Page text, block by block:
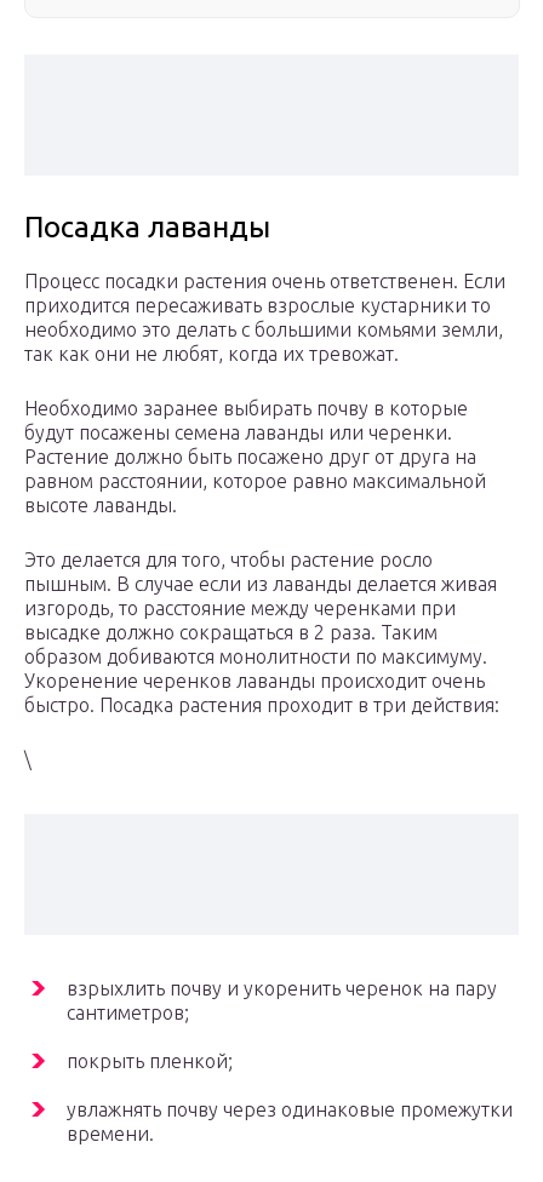
Посадка лаванды
Процесс посадки растения очень ответственен. Если
приходится пересаживать взрослые кустарники то
необходимо это делать с большими комьями земли,
так как они не любят, когда их тревожат.
Необходимо заранее выбирать почву в которые
будут посажены семена лаванды или черенки.
Растение должно быть посажено друг от друга на
равном расстоянии, которое равно максимальной
высоте лаванды.
Это делается для того, чтобы растение росло
пышным. В случае если из лаванды делается живая
изгородь, то расстояние между черенками при
высадке должно сокращаться в 2 раза. Таким
образом добиваются монолитности по максимуму.
Укоренение черенков лаванды происходит очень
быстро. Посадка растения проходит в три действия:
\
взрыхлить почву и укоренить черенок на пару
сантиметров;
покрыть пленкой;
увлажнять почву через одинаковые промежутки
времени.